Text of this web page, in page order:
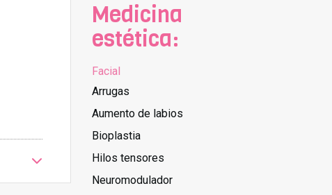
Medicina
estética:
Facial
Arrugas
Aumento de labios
Bioplastia
Hilos tensores
Neuromodulador